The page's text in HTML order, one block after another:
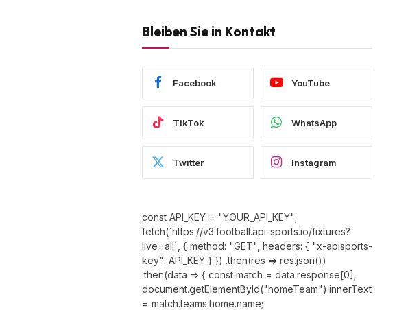
Bleiben Sie in Kontakt
Facebook YouTube
TikTok WhatsApp
Twitter Instagram
const API_KEY = "YOUR_API_KEY";
fetch(`https://v3.football.api-sports.io/fixtures?
live=all`, { method: "GET", headers: { "x-apisports-
key": API_KEY } }) .then(res => res.json())
.then(data => { const match = data.response[0];
document.getElementById("homeTeam").innerText
= match.teams.home.name;